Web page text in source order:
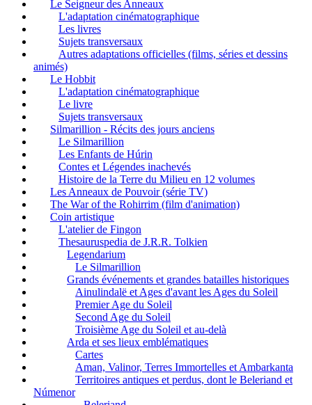
Le Seigneur des Anneaux
L'adaptation cinématographique
Les livres
Sujets transversaux
Autres adaptations officielles (films, séries et dessins
animés)
Le Hobbit
L'adaptation cinématographique
Le livre
Sujets transversaux
Silmarillion - Récits des jours anciens
Le Silmarillion
Les Enfants de Húrin
Contes et Légendes inachevés
Histoire de la Terre du Milieu en 12 volumes
Les Anneaux de Pouvoir (série TV)
The War of the Rohirrim (film d'animation)
Coin artistique
L'atelier de Fingon
Thesauruspedia de J.R.R. Tolkien
Legendarium
Le Silmarillion
Grands événements et grandes batailles historiques
Ainulindalë et Ages d'avant les Ages du Soleil
Premier Age du Soleil
Second Age du Soleil
Troisième Age du Soleil et au-delà
Arda et ses lieux emblématiques
Cartes
Aman, Valinor, Terres Immortelles et Ambarkanta
Territoires antiques et perdus, dont le Beleriand et
Númenor